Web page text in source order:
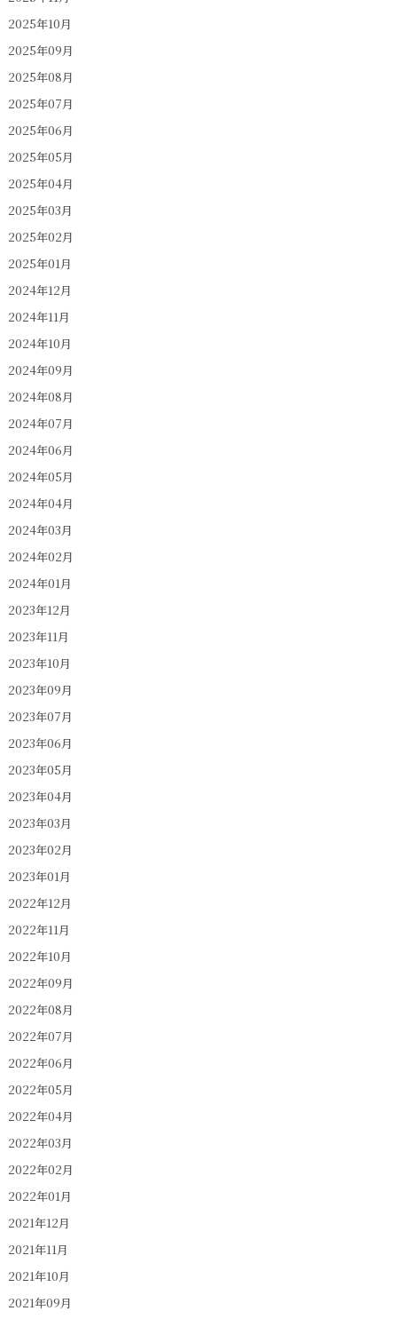
2025年10月
2025年09月
2025年08月
2025年07月
2025年06月
2025年05月
2025年04月
2025年03月
2025年02月
2025年01月
2024年12月
2024年11月
2024年10月
2024年09月
2024年08月
2024年07月
2024年06月
2024年05月
2024年04月
2024年03月
2024年02月
2024年01月
2023年12月
2023年11月
2023年10月
2023年09月
2023年07月
2023年06月
2023年05月
2023年04月
2023年03月
2023年02月
2023年01月
2022年12月
2022年11月
2022年10月
2022年09月
2022年08月
2022年07月
2022年06月
2022年05月
2022年04月
2022年03月
2022年02月
2022年01月
2021年12月
2021年11月
2021年10月
2021年09月